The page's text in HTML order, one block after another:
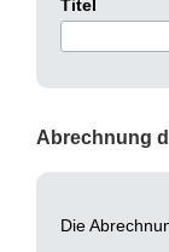
Titel
Abrechnung
Die